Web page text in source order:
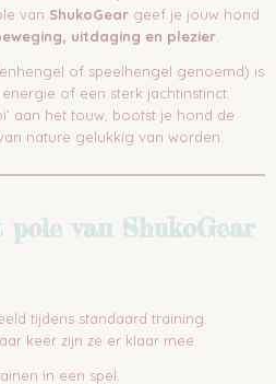
van ShukoGear geef je jouw hond
uitdaging en plezier
of speelhengel genoemd) is
of een sterk jachtinstinct.
aan het touw, bootst je hond de
nature gelukkig van worden.
van ShukoGear
tijdens standaard training.
keer zijn ze er klaar mee.
in een spel.